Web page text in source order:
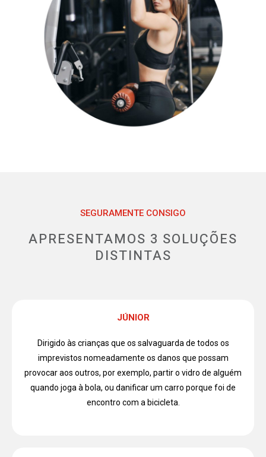
SEGURAMENTE CONSIGO
APRESENTAMOS 3 SOLUÇÕES
DISTINTAS
JÚNIOR
Dirigido às crianças que os salvaguarda de todos os
imprevistos nomeadamente os danos que possam
provocar aos outros, por exemplo, partir o vidro de alguém
quando joga à bola, ou danificar um carro porque foi de
encontro com a bicicleta.